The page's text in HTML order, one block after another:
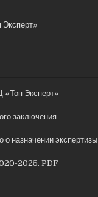
Эксперт»
Эксперт»
заключения
о назначении экспертизы
2025. PDF